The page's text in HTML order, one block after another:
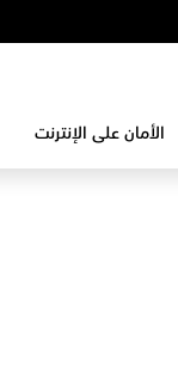
الأمان على الإنترنت